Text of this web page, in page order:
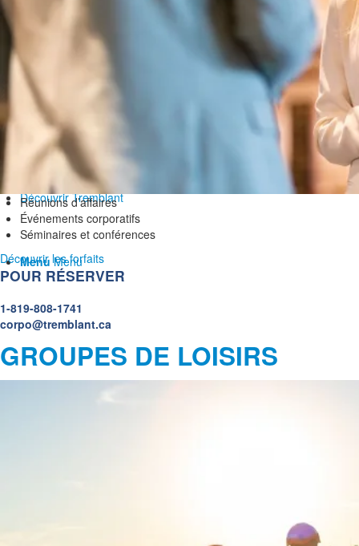
Groupes et affaires
Demande de propositions
Événement au sommet
Salles de réunion
Offres et forfaits
Équipe des ventes
Découvrir Tremblant
Menu Menu
Réunions d’affaires
Événements corporatifs
Séminaires et conférences
Découvrir les forfaits
POUR RÉSERVER
1-819-808-1741
corpo@tremblant.ca
GROUPES DE LOISIRS